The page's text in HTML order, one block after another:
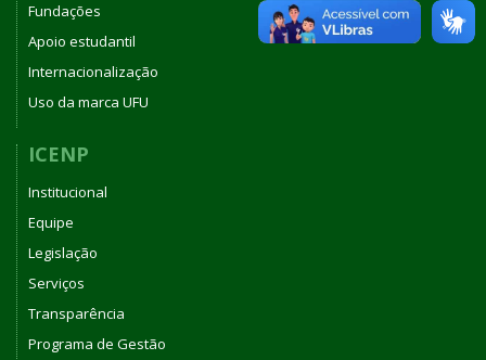
Fundações
Apoio estudantil
Internacionalização
Uso da marca UFU
ICENP
Institucional
Equipe
Legislação
Serviços
Transparência
Programa de Gestão